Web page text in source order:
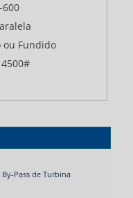
600
ou Fundido
Pass de Turbina